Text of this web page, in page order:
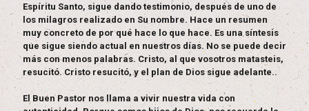
Espíritu Santo, sigue dando testimonio, después de uno de
los milagros realizado en Su nombre. Hace un resumen
muy concreto de por qué hace lo que hace. Es una síntesis
que sigue siendo actual en nuestros días. No se puede decir
más con menos palabras. Cristo, al que vosotros matasteis,
resucitó. Cristo resucitó, y el plan de Dios sigue adelante..
El Buen Pastor nos llama a vivir nuestra vida con